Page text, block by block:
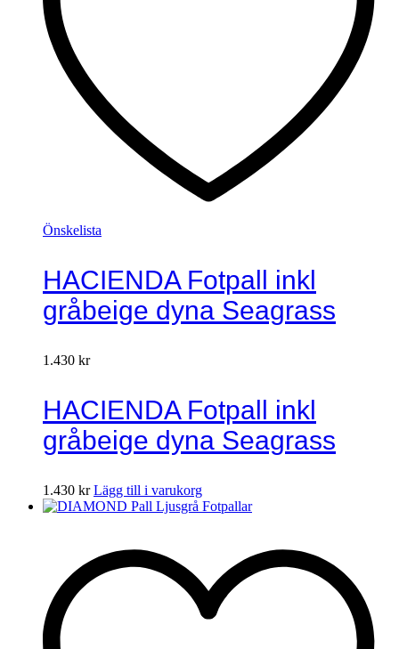
Önskelista
HACIENDA Fotpall inkl
gråbeige dyna Seagrass
1.430 kr
HACIENDA Fotpall inkl
gråbeige dyna Seagrass
1.430 kr Lägg till i varukorg